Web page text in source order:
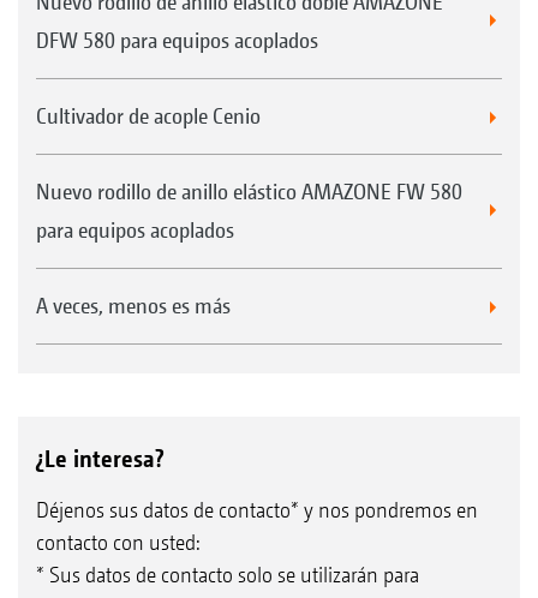
DFW 580 para equipos acoplados
Cultivador de acople Cenio
Nuevo rodillo de anillo elástico AMAZONE FW 580
para equipos acoplados
A veces, menos es más
¿Le interesa?
Déjenos sus datos de contacto* y nos pondremos en
contacto con usted:
* Sus datos de contacto solo se utilizarán para